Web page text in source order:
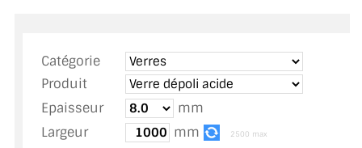
TOUS LES TARIFS AU M2
GUIDE : CHOIX PAR UTILISATION
INSPIRATIONS ET NOUVEAUTÉS
Catégorie
Produit
Epaisseur
mm
Largeur
mm 2500 max